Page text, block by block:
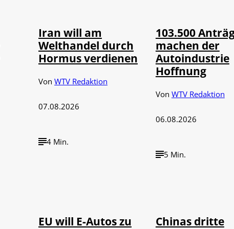
Iran will am
Welthandel durch
Hormus verdienen
Von WTV Redaktion
07.08.2026
4 Min.
103.500
machen der
Autoindustrie
Hoffnung
Von WTV Redaktion
06.08.2026
5 Min.
EU will E-Autos zu
Chinas dritte